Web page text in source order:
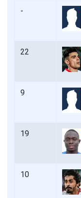
-
22
9
19
10